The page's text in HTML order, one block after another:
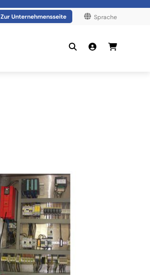
Sprache
Zur Unternehmensseite